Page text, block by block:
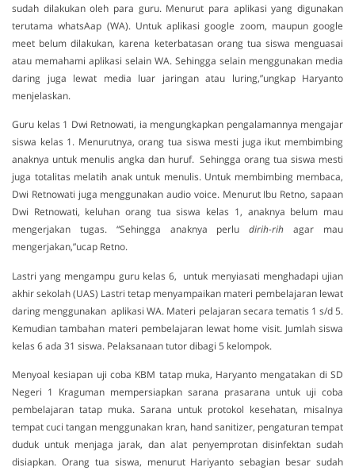
sudah dilakukan oleh para guru. Menurut para aplikasi yang digunakan
terutama whatsAap (WA). Untuk aplikasi google zoom, maupun google
meet belum dilakukan, karena keterbatasan orang tua siswa menguasai
atau memahami aplikasi selain WA. Sehingga selain menggunakan media
daring juga lewat media luar jaringan atau luring,”ungkap Haryanto
menjelaskan.
Guru kelas 1 Dwi Retnowati, ia mengungkapkan pengalamannya mengajar
siswa kelas 1. Menurutnya, orang tua siswa mesti juga ikut membimbing
anaknya untuk menulis angka dan huruf. Sehingga orang tua siswa mesti
juga totalitas melatih anak untuk menulis. Untuk membimbing membaca,
Dwi Retnowati juga menggunakan audio voice. Menurut Ibu Retno, sapaan
Dwi Retnowati, keluhan orang tua siswa kelas 1, anaknya belum mau
mengerjakan tugas. “Sehingga anaknya perludirih-rih agar mau
mengerjakan,”ucap Retno.
Lastri yang mengampu guru kelas 6, untuk menyiasati menghadapi ujian
akhir sekolah (UAS) Lastri tetap menyampaikan materi pembelajaran lewat
daring menggunakan aplikasi WA. Materi pelajaran secara tematis 1 s/d 5.
Kemudian tambahan materi pembelajaran lewat home visit. Jumlah siswa
kelas 6 ada 31 siswa. Pelaksanaan tutor dibagi 5 kelompok.
Menyoal kesiapan uji coba KBM tatap muka, Haryanto mengatakan di SD
Negeri 1 Kraguman mempersiapkan sarana prasarana untuk uji coba
pembelajaran tatap muka. Sarana untuk protokol kesehatan, misalnya
tempat cuci tangan menggunakan kran, hand sanitizer, pengaturan tempat
duduk untuk menjaga jarak, dan alat penyemprotan disinfektan sudah
disiapkan. Orang tua siswa, menurut Hariyanto sebagian besar sudah